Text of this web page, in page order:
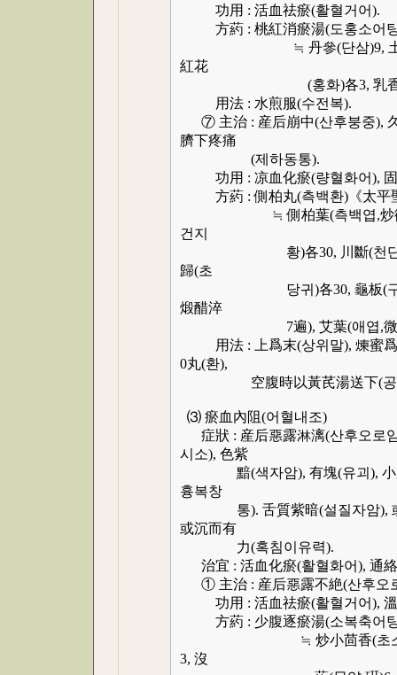
功用 : 活血祛瘀(활혈거어).
方葯 : 桃紅消瘀湯(도홍소어탕
≒ 丹參(단삼)9, 土牛膝(토
紅花
(홍화)各3, 乳香(유향
用法 : 水煎服(수전복).
⑦ 主治 : 産后崩中(산후붕중),
臍下疼痛
(제하동통).
功用 : 凉血化瘀(량혈화어), 固
方葯 : 側柏丸(측백환)《太平
≒ 側柏葉(측백엽,炒微黃),
건지
황)各30, 川斷(천단)7.5, 代
歸(초
당귀)各30, 龜板(구판,涂
煅醋淬
7遍), 艾葉(애엽,微炒
用法 : 上爲末(상위말), 煉蜜爲
0丸(환),
空腹時以黃芪湯送下(공복
⑶ 瘀血內阻(어혈내조)
症狀 : 産后惡露淋漓(산후오로
시소), 色紫
黯(색자암), 有塊(유괴), 小腹
흉복창
통). 舌質紫暗(설질자암), 或
或沉而有
力(혹침이유력).
治宜 : 活血化瘀(활혈화어), 通
① 主治 : 産后惡露不絶(산후오
功用 : 活血祛瘀(활혈거어), 溫
方葯 : 少腹逐瘀湯(소복축어탕
≒ 炒小茴香(초소회향)7粒
3, 沒